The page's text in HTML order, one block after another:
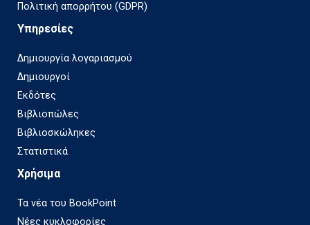
Πολιτική απορρήτου (GDPR)
Υπηρεσίες
Δημιουργία λογαριασμού
Δημιουργοί
Εκδότες
Βιβλιοπώλες
Βιβλιοσκώληκες
Στατιστικά
Χρήσιμα
Τα νέα του BookPoint
Νέες κυκλοφορίες